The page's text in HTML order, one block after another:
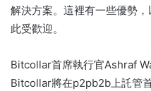
解決方案。這裡有一些優勢
此受歡迎。
Bitcollar首席執行官Ashraf
Bitcollar將在p2pb2b上託管